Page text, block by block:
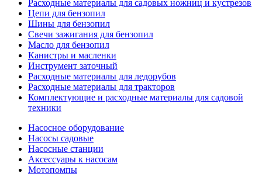
Расходные материалы для садовых ножниц и кустрезов
Цепи для бензопил
Шины для бензопил
Свечи зажигания для бензопил
Масло для бензопил
Канистры и масленки
Инструмент заточный
Расходные материалы для ледорубов
Расходные материалы для тракторов
Комплектующие и расходные материалы для садовой
техники
Насосное оборудование
Насосы садовые
Насосные станции
Аксессуары к насосам
Мотопомпы